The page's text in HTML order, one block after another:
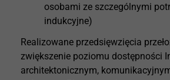
osobami ze szczególnymi
indukcyjne)
Realizowane przedsięwzięcia
zwiększenie poziomu dostępności
architektonicznym,